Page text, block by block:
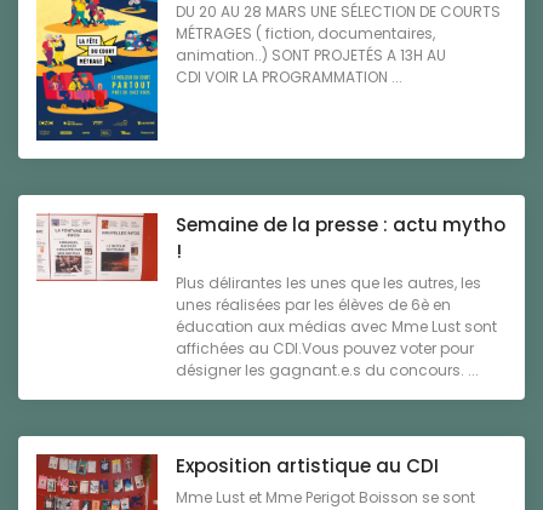
DU 20 AU 28 MARS UNE SÉLECTION DE COURTS
MÉTRAGES ( fiction, documentaires,
animation..) SONT PROJETÉS A 13H AU
CDI VOIR LA PROGRAMMATION ...
Semaine de la presse : actu mytho
!
Plus délirantes les unes que les autres, les
unes réalisées par les élèves de 6è en
éducation aux médias avec Mme Lust sont
affichées au CDI.Vous pouvez voter pour
désigner les gagnant.e.s du concours. ...
Exposition artistique au CDI
Mme Lust et Mme Perigot Boisson se sont